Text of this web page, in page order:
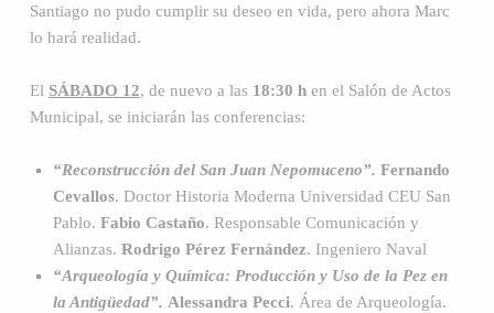
Santiago no pudo cumplir su deseo en vida, pero ahora Marc
lo hará realidad.
El SÁBADO 12, de nuevo a las 18:30 hen el Salón de Actos
Municipal, se iniciarán las conferencias:
“Reconstrucción del San Juan Nepomuceno”. Fernando
Cevallos. Doctor Historia Moderna Universidad CEU San
Pablo. Fabio Castaño. Responsable Comunicación y
Alianzas. Rodrigo Pérez Fernández. Ingeniero Naval
“Arqueología y Química: Producción y Uso de la Pez en
la Antigüedad”. Alessandra Pecci. Área de Arqueología.